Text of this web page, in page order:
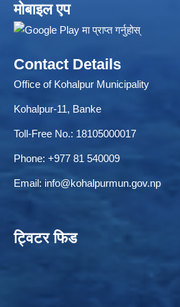
मोबाइल एप
Contact Details
Office of Kohalpur Municipality
Kohalpur-11, Banke
Toll-Free No.: 18105000017
Phone: +977 81 540009
Email: info@kohalpurmun.gov.np
ट्विटर फिड